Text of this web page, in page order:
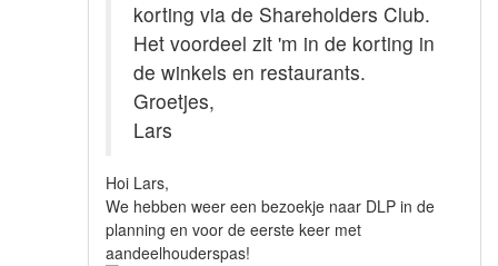
korting via de Shareholders Club.
Het voordeel zit 'm in de korting in
de winkels en restaurants.
Groetjes,
Lars
Hoi Lars,
We hebben weer een bezoekje naar DLP in de
planning en voor de eerste keer met
aandeelhouderspas!